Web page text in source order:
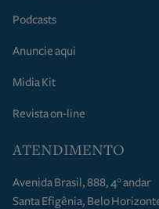
Podcasts
Anuncie aqui
Midia Kit
Revista on-line
ATENDIMENTO
Avenida Brasil, 888, 4° andar
Santa Efigênia, Belo